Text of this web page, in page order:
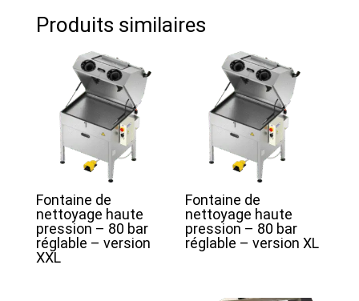
Produits similaires
Fontaine de
nettoyage haute
pression – 80 bar
réglable – version
XXL
Fontaine de
nettoyage haute
pression – 80 bar
réglable – version XL